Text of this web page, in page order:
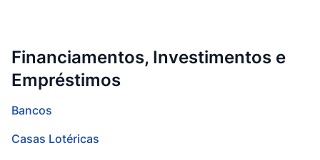
Financiamentos, Investimentos e
Empréstimos
Bancos
Casas Lotéricas